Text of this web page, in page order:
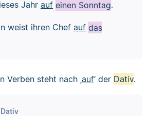
Jahr auf einen Sonntag.
weist ihren Chef auf das
Verben steht nach ‚ auf‘ der Dativ.
Dativ